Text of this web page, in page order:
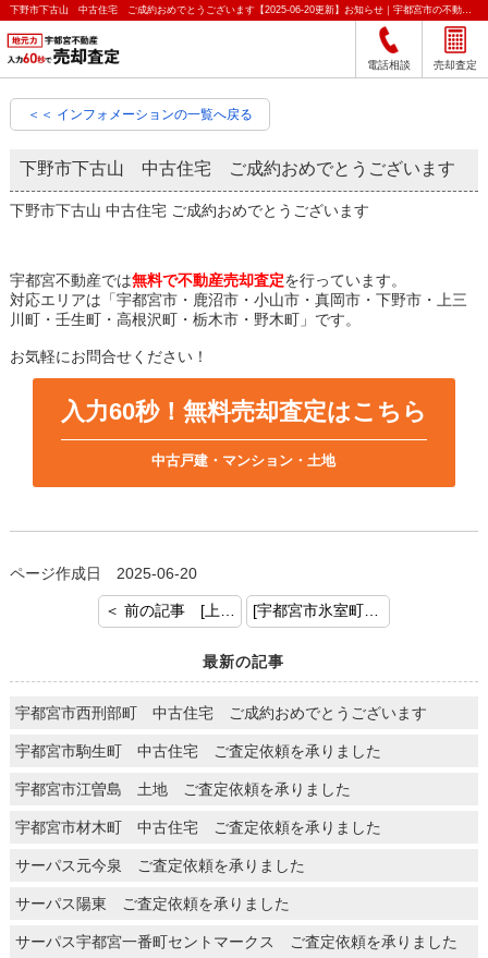
下野市下古山 中古住宅 ご成約おめでとうございます【2025-06-20更新】お知らせ｜宇都宮市の不動産をクイック売却査定｜宇都宮不動産
電話相談 売却査定
＜＜ インフォメーションの一覧へ戻る
下野市下古山 中古住宅 ご成約おめでとうございます
下野市下古山 中古住宅 ご成約おめでとうございます
宇都宮不動産では無料で不動産売却査定を行っています。
対応エリアは「宇都宮市・鹿沼市・小山市・真岡市・下野市・上三
川町・壬生町・高根沢町・栃木市・野木町」です。
お気軽にお問合せください！
入力60秒！無料売却査定はこちら
中古戸建・マンション・土地
ページ作成日 2025-06-20
[宇都宮市氷室町 中古住宅 ご成約おめでとうございます] 次の記事 ＞
最新の記事
宇都宮市西刑部町 中古住宅 ご成約おめでとうございます
宇都宮市駒生町 中古住宅 ご査定依頼を承りました
宇都宮市江曽島 土地 ご査定依頼を承りました
宇都宮市材木町 中古住宅 ご査定依頼を承りました
サーパス元今泉 ご査定依頼を承りました
サーパス陽東 ご査定依頼を承りました
サーパス宇都宮一番町セントマークス ご査定依頼を承りました